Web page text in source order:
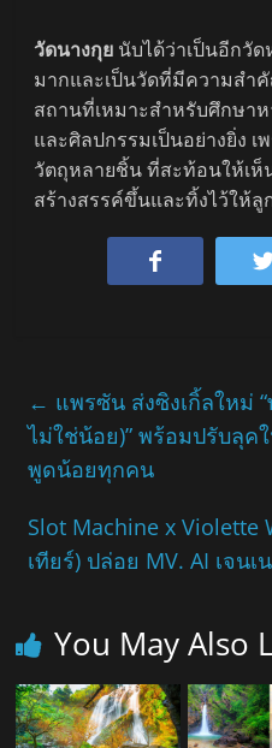
วัดนางกุย นับได้ว่าเป็นอีกวั
มากและเป็นวัดที่มีความสำ
สถานที่เหมาะสำหรับศึกษา
และศิลปกรรมเป็นอย่างยิ่ง
วัตถุหลายชิ้น ที่สะท้อนให้เห็
สร้างสรรค์ขึ้นและทิ้งไว้ให้
← แพรซัน ส่งซิงเกิ้ลใหม่
ไม่ใช่น้อย)” พร้อมปรับลุค
พูดน้อยทุกคน
Slot Machine x Violette
เทียร์) ปล่อย MV. AI เจน
You May Also